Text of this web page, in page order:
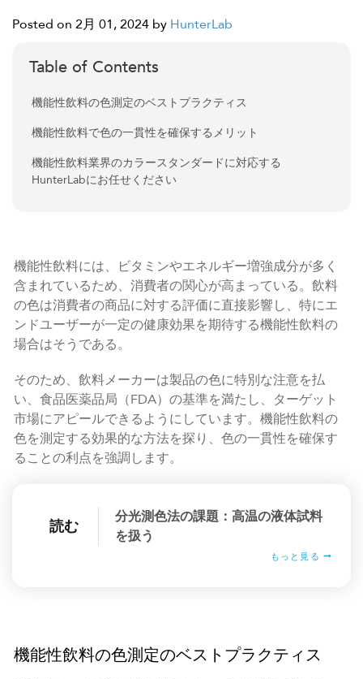
Posted on 2月 01, 2024 by HunterLab
Table of Contents
機能性飲料の色測定のベストプラクティス
機能性飲料で色の一貫性を確保するメリット
機能性飲料業界のカラースタンダードに対応する
HunterLabにお任せください
機能性飲料には、ビタミンやエネルギー増強成分が多く
含まれているため、消費者の関心が高まっている。飲料
の色は消費者の商品に対する評価に直接影響し、特にエ
ンドユーザーが一定の健康効果を期待する機能性飲料の
場合はそうである。
そのため、飲料メーカーは製品の色に特別な注意を払
い、食品医薬品局（FDA）の基準を満たし、ターゲット
市場にアピールできるようにしています。機能性飲料の
色を測定する効果的な方法を探り、色の一貫性を確保す
ることの利点を強調します。
読む
分光測色法の課題：高温の液体試料
を扱う
もっと見る
機能性飲料の色測定のベストプラクティス